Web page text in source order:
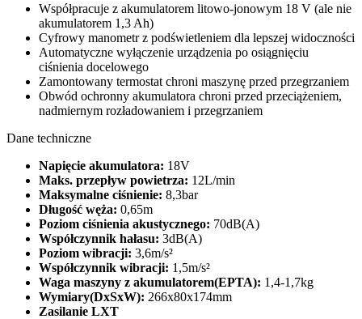
Współpracuje z akumulatorem litowo-jonowym 18 V (ale nie
akumulatorem 1,3 Ah)
Cyfrowy manometr z podświetleniem dla lepszej widoczności
Automatyczne wyłączenie urządzenia po osiągnięciu
ciśnienia docelowego
Zamontowany termostat chroni maszynę przed przegrzaniem
Obwód ochronny akumulatora chroni przed przeciążeniem,
nadmiernym rozładowaniem i przegrzaniem
Dane techniczne
Napięcie akumulatora: 18V
Maks. przepływ powietrza: 12L/min
Maksymalne ciśnienie: 8,3bar
Długość węża: 0,65m
Poziom ciśnienia akustycznego: 70dB(A)
Współczynnik hałasu: 3dB(A)
Poziom wibracji: 3,6m/s²
Współczynnik wibracji: 1,5m/s²
Waga maszyny z akumulatorem(EPTA): 1,4-1,7kg
Wymiary(DxSxW): 266x80x174mm
Zasilanie LXT